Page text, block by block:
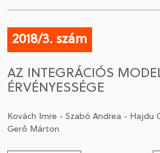
2018/3. szám
AZ INTEGRÁCIÓS
ÉRVÉNYESSÉGE
Kovách Imre - Szabó Andrea - Hajdu
Gerő Márton